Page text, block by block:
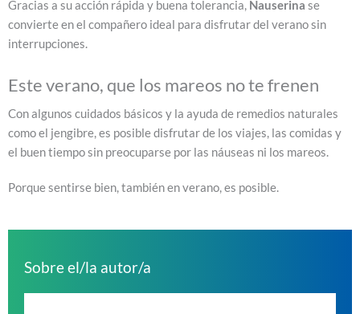
Gracias a su acción rápida y buena tolerancia, Nauserina se
convierte en el compañero ideal para disfrutar del verano sin
interrupciones.
Este verano, que los mareos no te frenen
Con algunos cuidados básicos y la ayuda de remedios naturales
como el jengibre, es posible disfrutar de los viajes, las comidas y
el buen tiempo sin preocuparse por las náuseas ni los mareos.
Porque sentirse bien, también en verano, es posible.
Sobre el/la autor/a